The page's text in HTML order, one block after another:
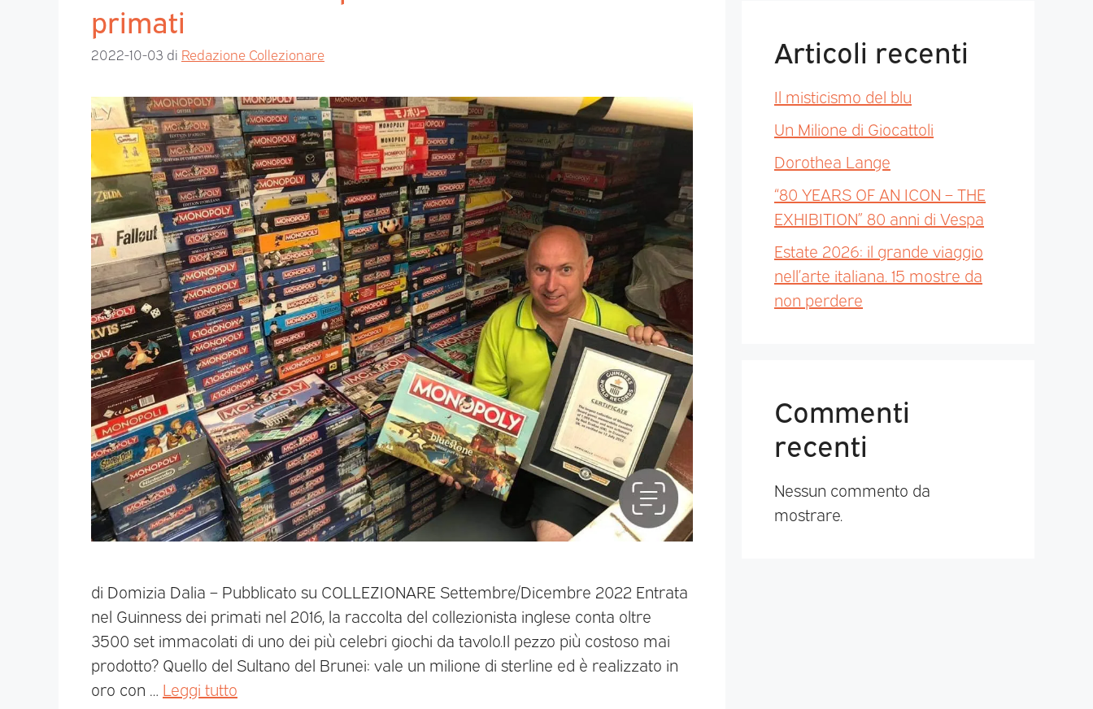
primati
2022-10-03 di Redazione Collezionare
di Domizia Dalia – Pubblicato su COLLEZIONARE Settembre/Dicembre 2022 Entrata
nel Guinness dei primati nel 2016, la raccolta del collezionista inglese conta oltre
3500 set immacolati di uno dei più celebri giochi da tavolo.Il pezzo più costoso mai
prodotto? Quello del Sultano del Brunei: vale un milione di sterline ed è realizzato in
oro con … Leggi tutto
Articoli recenti
Il misticismo del blu
Un Milione di Giocattoli
Dorothea Lange
“80 YEARS OF AN ICON – THE
EXHIBITION” 80 anni di Vespa
Estate 2026: il grande viaggio
nell’arte italiana. 15 mostre da
non perdere
Commenti
recenti
Nessun commento da
mostrare.